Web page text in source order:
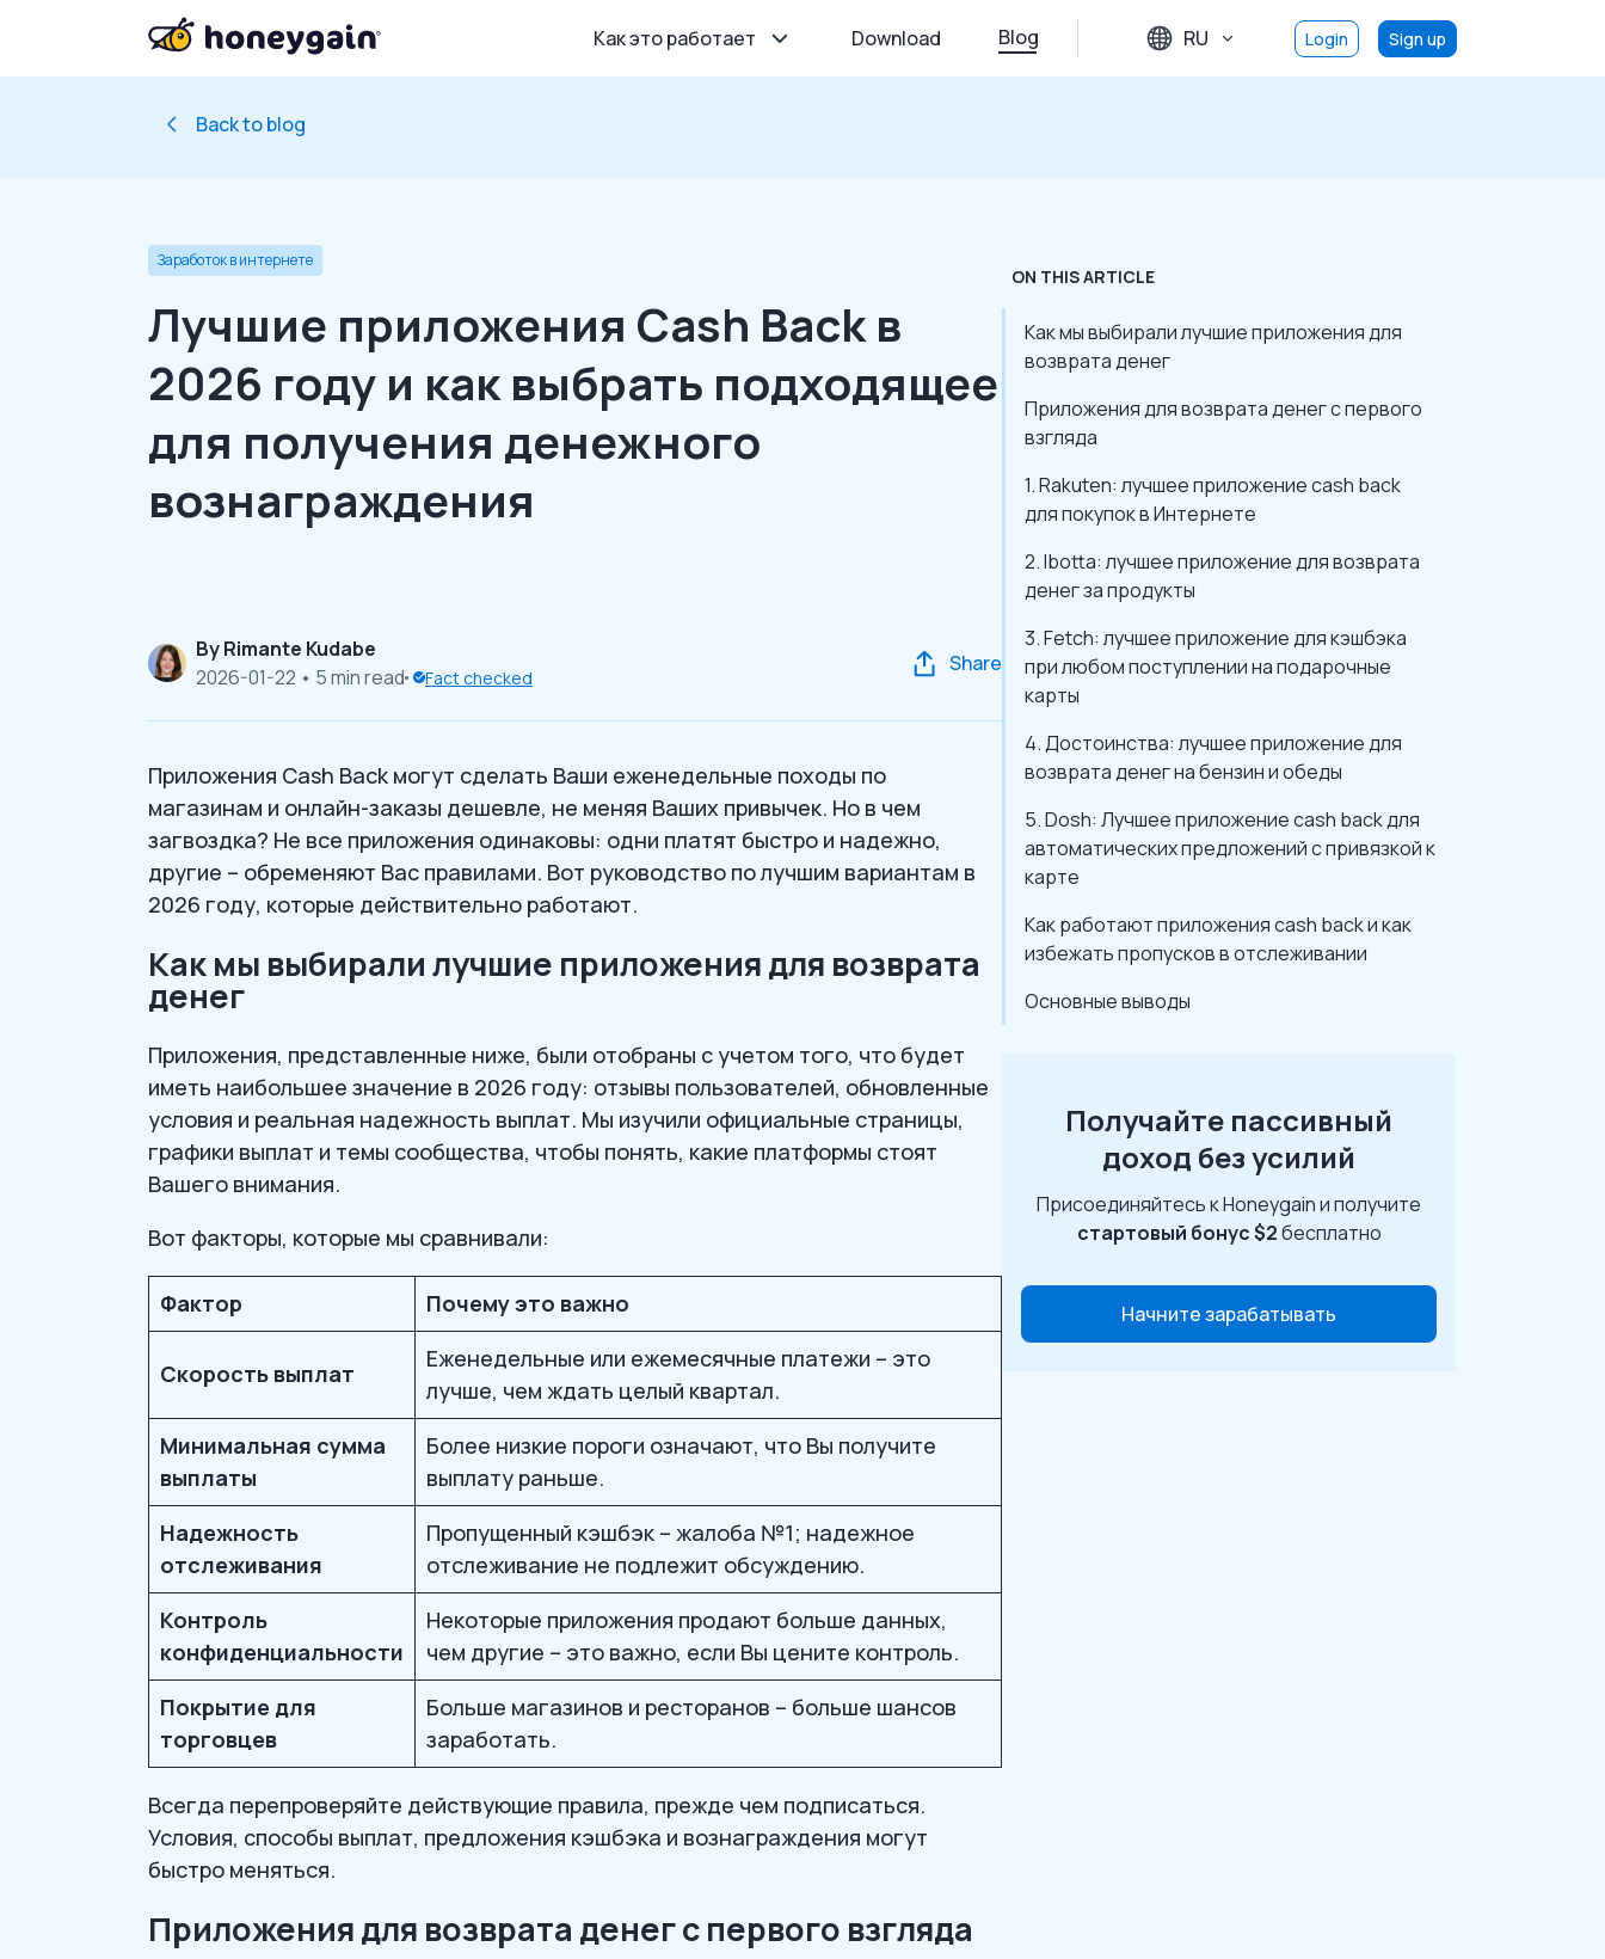
Как это работает Download Blog RU Login Sign up
Back to blog
Заработок в интернете
Лучшие приложения Cash Back в
2026 году и как выбрать подходящее
для получения денежного
вознаграждения
ByRimante Kudabe
2026-01-22 • 5 min read Fact checked
Share
Приложения Cash Back могут сделать Ваши еженедельные походы по
магазинам и онлайн-заказы дешевле, не меняя Ваших привычек. Но в чем
загвоздка? Не все приложения одинаковы: одни платят быстро и надежно,
другие – обременяют Вас правилами. Вот руководство по лучшим вариантам в
2026 году, которые действительно работают.
Как мы выбирали лучшие приложения для возврата
денег
Приложения, представленные ниже, были отобраны с учетом того, что будет
иметь наибольшее значение в 2026 году: отзывы пользователей, обновленные
условия и реальная надежность выплат. Мы изучили официальные страницы,
графики выплат и темы сообщества, чтобы понять, какие платформы стоят
Вашего внимания.
Вот факторы, которые мы сравнивали:
Фактор Почему это важно
Скорость выплат
Еженедельные или ежемесячные платежи – это
лучше, чем ждать целый квартал.
Минимальная сумма
выплаты
Более низкие пороги означают, что Вы получите
выплату раньше.
Надежность
отслеживания
Пропущенный кэшбэк – жалоба №1; надежное
отслеживание не подлежит обсуждению.
Контроль
конфиденциальности
Некоторые приложения продают больше данных,
чем другие – это важно, если Вы цените контроль.
Покрытие для
торговцев
Больше магазинов и ресторанов – больше шансов
заработать.
Всегда перепроверяйте действующие правила, прежде чем подписаться.
Условия, способы выплат, предложения кэшбэка и вознаграждения могут
быстро меняться.
Приложения для возврата денег с первого взгляда
ON THIS ARTICLE
Как мы выбирали лучшие приложения для
возврата денег
Приложения для возврата денег с первого
взгляда
1. Rakuten: лучшее приложение cash back
для покупок в Интернете
2. Ibotta: лучшее приложение для возврата
денег за продукты
3. Fetch: лучшее приложение для кэшбэка
при любом поступлении на подарочные
карты
4. Достоинства: лучшее приложение для
возврата денег на бензин и обеды
5. Dosh: Лучшее приложение cash back для
автоматических предложений с привязкой к
карте
Как работают приложения cash back и как
избежать пропусков в отслеживании
Основные выводы
Получайте пассивный
доход без усилий
Присоединяйтесь к Honeygain и получите
стартовый бонус $2бесплатно
Начните зарабатывать